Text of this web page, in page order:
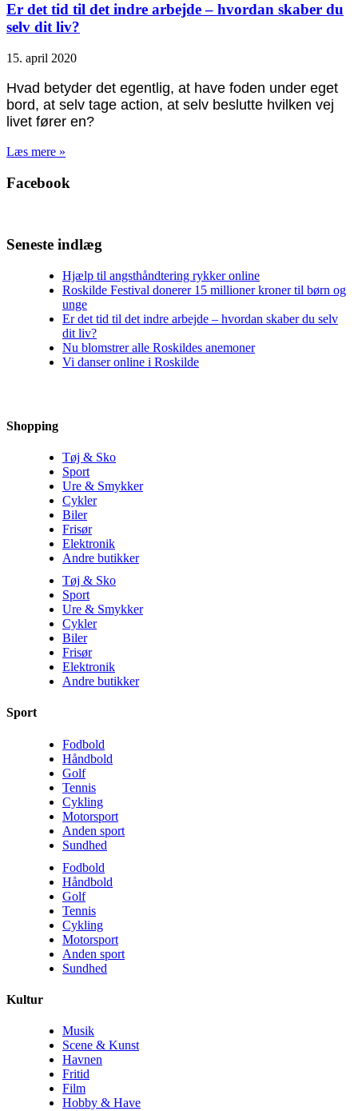
Er det tid til det indre arbejde – hvordan skaber du
selv dit liv?
15. april 2020
Hvad betyder det egentlig, at have foden under eget
bord, at selv tage action, at selv beslutte hvilken vej
livet fører en?
Læs mere »
Facebook
Seneste indlæg
Hjælp til angsthåndtering rykker online
Roskilde Festival donerer 15 millioner kroner til børn og
unge
Er det tid til det indre arbejde – hvordan skaber du selv
dit liv?
Nu blomstrer alle Roskildes anemoner
Vi danser online i Roskilde
Shopping
Tøj & Sko
Sport
Ure & Smykker
Cykler
Biler
Frisør
Elektronik
Andre butikker
Tøj & Sko
Sport
Ure & Smykker
Cykler
Biler
Frisør
Elektronik
Andre butikker
Sport
Fodbold
Håndbold
Golf
Tennis
Cykling
Motorsport
Anden sport
Sundhed
Fodbold
Håndbold
Golf
Tennis
Cykling
Motorsport
Anden sport
Sundhed
Kultur
Musik
Scene & Kunst
Havnen
Fritid
Film
Hobby & Have